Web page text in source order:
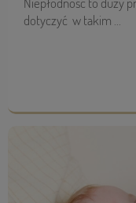
dotyczyć w takim ...